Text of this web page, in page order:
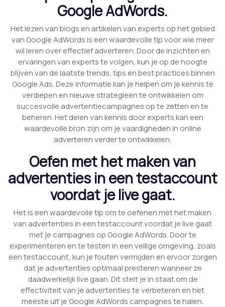
Google AdWords.
Het lezen van blogs en artikelen van experts op het gebied
van Google AdWords is een waardevolle tip voor wie meer
wil leren over effectief adverteren. Door de inzichten en
ervaringen van experts te volgen, kun je op de hoogte
blijven van de laatste trends, tips en best practices binnen
Google Ads. Deze informatie kan je helpen om je kennis te
verdiepen en nieuwe strategieën te ontwikkelen om
succesvolle advertentiecampagnes op te zetten en te
beheren. Het delen van kennis door experts kan een
waardevolle bron zijn om je vaardigheden in online
adverteren verder te ontwikkelen.
Oefen met het maken van
advertenties in een testaccount
voordat je live gaat.
Het is een waardevolle tip om te oefenen met het maken
van advertenties in een testaccount voordat je live gaat
met je campagnes op Google AdWords. Door te
experimenteren en te testen in een veilige omgeving, zoals
een testaccount, kun je fouten vermijden en ervoor zorgen
dat je advertenties optimaal presteren wanneer ze
daadwerkelijk live gaan. Dit stelt je in staat om de
effectiviteit van je advertenties te verbeteren en het
meeste uit je Google AdWords campagnes te halen.